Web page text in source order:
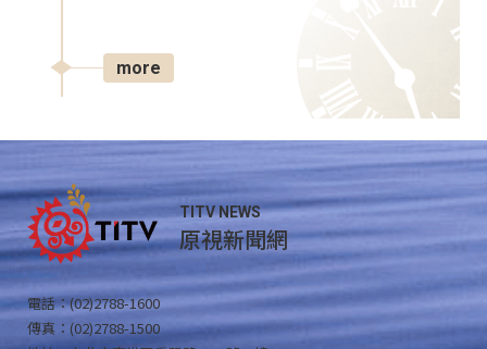
more
TITV NEWS
原視新聞網
電話：(02)2788-1600
傳真：(02)2788-1500